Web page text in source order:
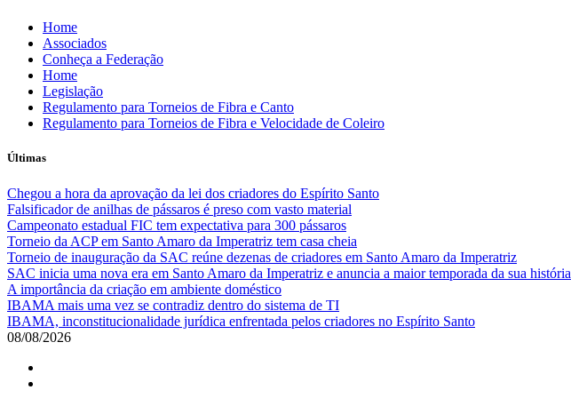
Skip
content
Home
Associados
Conheça a Federação
Home
Legislação
Regulamento para Torneios de Fibra e Canto
Regulamento para Torneios de Fibra e Velocidade de Coleiro
Últimas
Chegou a hora da aprovação da lei dos criadores do Espírito Santo
Falsificador de anilhas de pássaros é preso com vasto material
Campeonato estadual FIC tem expectativa para 300 pássaros
Torneio da ACP em Santo Amaro da Imperatriz tem casa cheia
Torneio de inauguração da SAC reúne dezenas de criadores em Santo Amaro da Imperatriz
SAC inicia uma nova era em Santo Amaro da Imperatriz e anuncia a maior temporada da sua história
A importância da criação em ambiente doméstico
IBAMA mais uma vez se contradiz dentro do sistema de TI
IBAMA, inconstitucionalidade jurídica enfrentada pelos criadores no Espírito Santo
08/08/2026